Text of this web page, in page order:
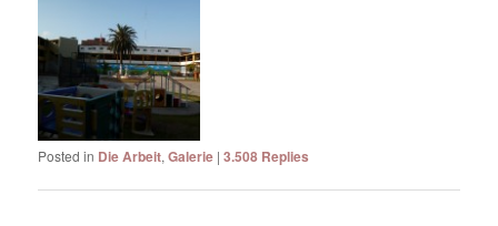
Posted in Die Arbeit,Galerie |3.508 Replies